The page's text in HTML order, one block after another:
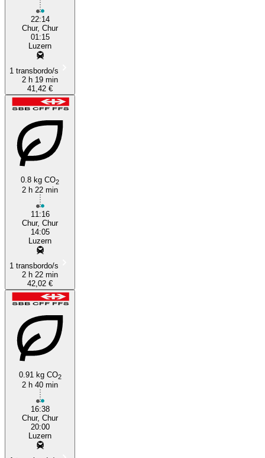
22:14
Chur, Chur
01:15
Luzern
1 transbordo/s
2 h 19 min
41,42 €
0.8 kg CO2
2 h 22 min
11:16
Chur, Chur
14:05
Luzern
1 transbordo/s
2 h 22 min
42,02 €
0.91 kg CO2
2 h 40 min
16:38
Chur, Chur
20:00
Luzern